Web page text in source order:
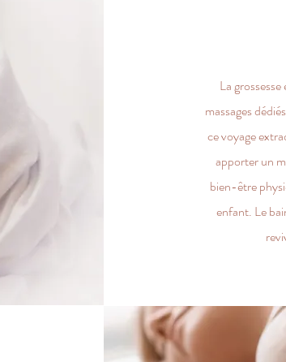
La
massages
ce voyage
apporter un
bien-être
enfant. Le